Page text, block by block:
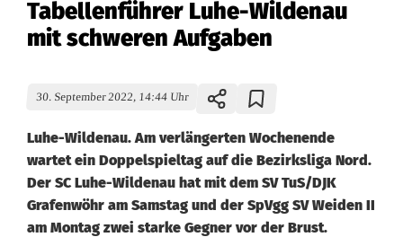
Tabellenführer Luhe-Wildenau
mit schweren Aufgaben
30. September 2022, 14:44 Uhr
Luhe-Wildenau. Am verlängerten Wochenende
wartet ein Doppelspieltag auf die Bezirksliga Nord.
Der SC Luhe-Wildenau hat mit dem SV TuS/DJK
Grafenwöhr am Samstag und der SpVgg SV Weiden II
am Montag zwei starke Gegner vor der Brust.